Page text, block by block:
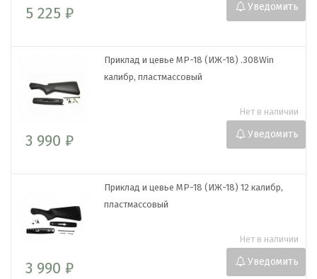
5 225 ₽ Уведомить
Приклад и цевье МР-18 (ИЖ-18) .308Win
калибр, пластмассовый
3 990 ₽
Нет в наличии
Уведомить
Приклад и цевье МР-18 (ИЖ-18) 12 калибр,
пластмассовый
3 990 ₽
Нет в наличии
Уведомить